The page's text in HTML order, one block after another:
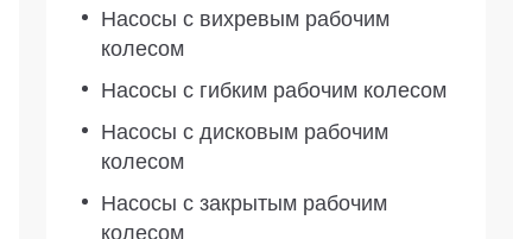
Насосы с вихревым рабочим
колесом
Насосы с гибким рабочим колесом
Насосы с дисковым рабочим
колесом
Насосы с закрытым рабочим
колесом